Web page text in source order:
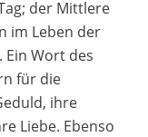
der Mittlere
im Leben der
Wort des
für die
ihre
Liebe. Ebenso